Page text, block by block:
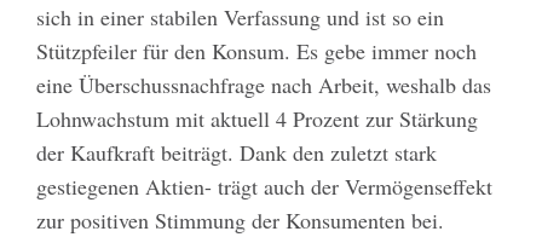
sich in einer stabilen Verfassung und ist so ein
Stützpfeiler für den Konsum. Es gebe immer noch
eine Überschussnachfrage nach Arbeit, weshalb das
Lohnwachstum mit aktuell 4 Prozent zur Stärkung
der Kaufkraft beiträgt. Dank den zuletzt stark
gestiegenen Aktien- trägt auch der Vermögenseffekt
zur positiven Stimmung der Konsumenten bei.